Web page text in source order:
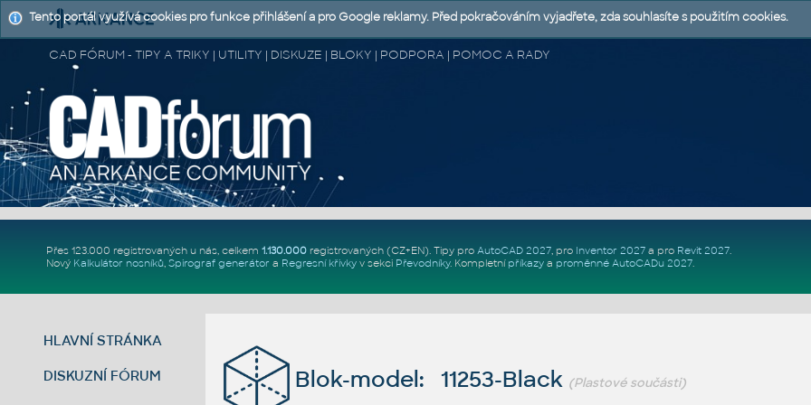
CAD FÓRUM - TIPY A TRIKY | UTILITY | DISKUZE | BLOKY | PODPORA | POMOC A RADY
Přes 123.000 registrovaných u nás, celkem 1.130.000registrovaných (CZ+EN). Tipy pro AutoCAD 2027, pro Inventor 2027a pro Revit 2027.
Nový Kalkulátor nosníků, Spirograf generátor a Regresní křivkyv sekci Převodníky. Kompletní příkazya proměnné AutoCADu 2027.
HLAVNÍ STRÁNKA
DISKUZNÍ FÓRUM Blok-model: 11253-Black (Plastové součásti)
Tento portál využívá cookies pro funkce přihlášení a pro Google reklamy. Před pokračováním vyjadřete, zda souhlasíte s použitím cookies.